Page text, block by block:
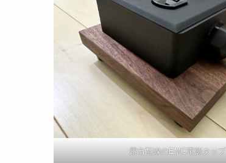
露出配線のEMC電源タップ